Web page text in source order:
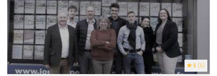
5 (6)